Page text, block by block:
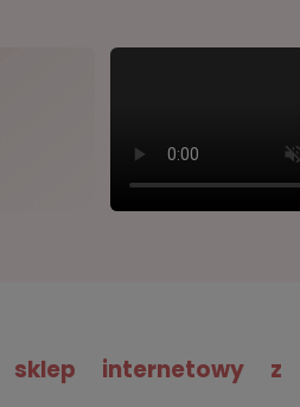
sklep internetowy z